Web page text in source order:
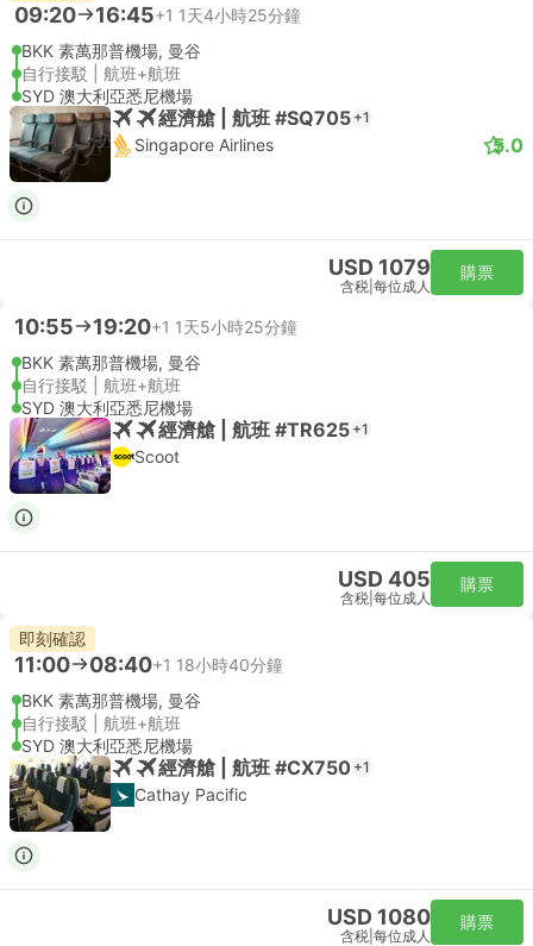
09:20 16:45+1 1天4小時25分鐘
BKK 素萬那普機場, 曼谷
自行接駁 | 航班+航班
SYD 澳大利亞悉尼機場
經濟艙 | 航班 #SQ705 +1
Singapore Airlines 5.0
USD 1079
含税 每位成人
購票
10:55 19:20+1 1天5小時25分鐘
BKK 素萬那普機場, 曼谷
自行接駁 | 航班+航班
SYD 澳大利亞悉尼機場
經濟艙 | 航班 #TR625 +1
Scoot
USD 405
含税 每位成人
購票
即刻確認
11:00 08:40+1 18小時40分鐘
BKK 素萬那普機場, 曼谷
自行接駁 | 航班+航班
SYD 澳大利亞悉尼機場
經濟艙 | 航班 #CX750 +1
Cathay Pacific
USD 1080
含税 每位成人
購票